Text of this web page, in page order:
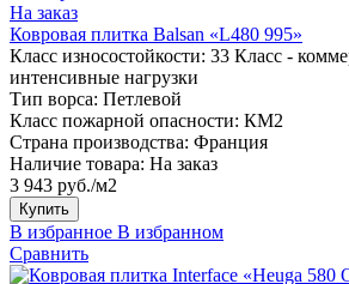
На заказ
Ковровая плитка Balsan «L480 995»
Класс износостойкости: 33 Класс -
интенсивные нагрузки
Тип ворса: Петлевой
Класс пожарной опасности: КМ2
Страна производства: Франция
Наличие товара: На заказ
3 943 руб./м2
Купить
В избранное В избранном
Сравнить